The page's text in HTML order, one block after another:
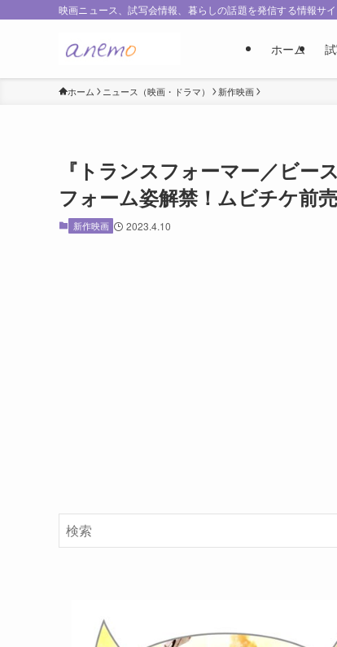
映画ニュース、試写会情報、暮らしの話題を発信する情報サイ
ホーム
ホーム ニュース（映画・ドラマ） 新作映画
『トランスフォーマー／ビ
フォーム姿解禁！ムビチケ前
新作映画 2023.4.10